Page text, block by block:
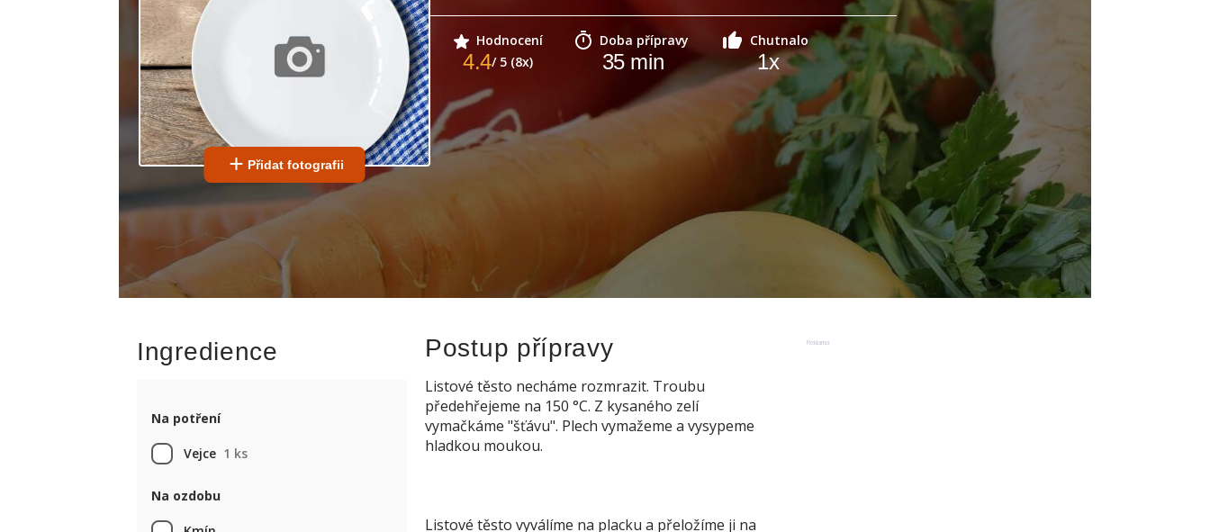
Přidat fotografii
Hodnocení
4.4/ 5 (8x)
Doba přípravy
35min
Chutnalo
1x
Reklama
Ingredience
Na potření
Vejce 1 ks
Na ozdobu
Postup přípravy
Listové těsto necháme rozmrazit. Troubu
předehřejeme na 150 °C. Z kysaného zelí
vymačkáme "šťávu". Plech vymažeme a vysypeme
hladkou moukou.
Listové těsto vyválíme na placku a přeložíme ji na